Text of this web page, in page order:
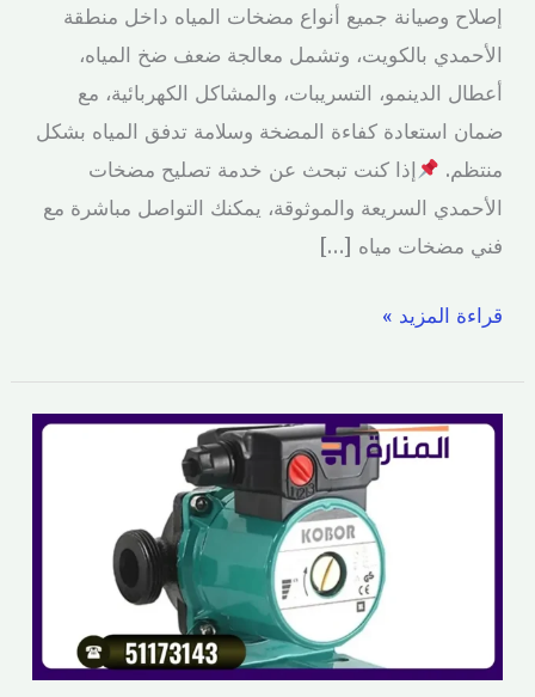
إصلاح وصيانة جميع أنواع مضخات المياه داخل منطقة
الأحمدي بالكويت، وتشمل معالجة ضعف ضخ المياه،
أعطال الدينمو، التسريبات، والمشاكل الكهربائية، مع
ضمان استعادة كفاءة المضخة وسلامة تدفق المياه بشكل
منتظم.
إذا كنت تبحث عن خدمة تصليح مضخات
الأحمدي السريعة والموثوقة، يمكنك التواصل مباشرة مع
فني مضخات مياه […]
قراءة المزيد »
تركيب
الراجع للسخان
–